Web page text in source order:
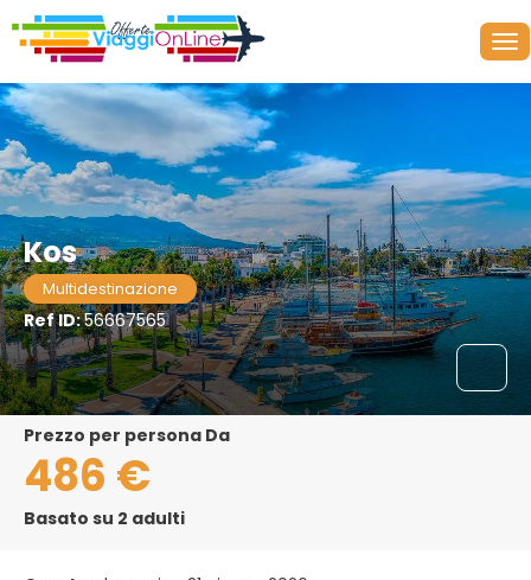
Kos
Multidestinazione
Ref ID:56667565
Prezzo per persona Da
486 €
Basato su 2 adulti